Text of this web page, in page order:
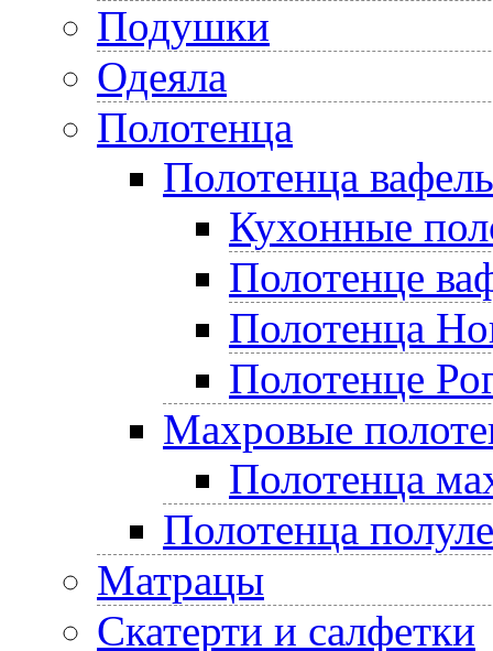
Подушки
Одеяла
Полотенца
Полотенца
Кухонные
Полотенце
Полотенца
Полотенце
Махровые
Полотенца
Полотенца
Матрацы
Скатерти и салфетки